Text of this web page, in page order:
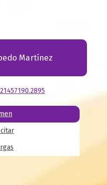
Martínez